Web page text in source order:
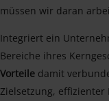
müssen wir daran
Integriert ein
Bereiche ihres
Vorteile damit
Zielsetzung, effizienter